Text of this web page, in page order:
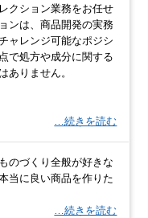
クション業務をお任せ
ンは、商品開発の実務
ャレンジ可能なポジシ
で処方や成分に関する
ありません。
…続きを読む
のづくり全般が好きな
当に良い商品を作りた
…続きを読む